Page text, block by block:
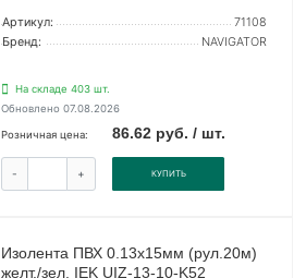
Артикул:
71108
Бренд:
NAVIGATOR
На складе 403 шт.
Обновлено 07.08.2026
Розничная цена: 86.62 руб. / шт.
- + КУПИТЬ
Изолента ПВХ 0.13х15мм (рул.20м)
желт./зел. IEK UIZ-13-10-K52